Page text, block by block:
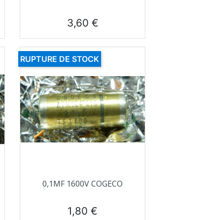
Prix
3,60 €
Aperçu rapide
0,1ΜF 1600V COGECO
Prix
1,80 €
RUPTURE DE STOCK